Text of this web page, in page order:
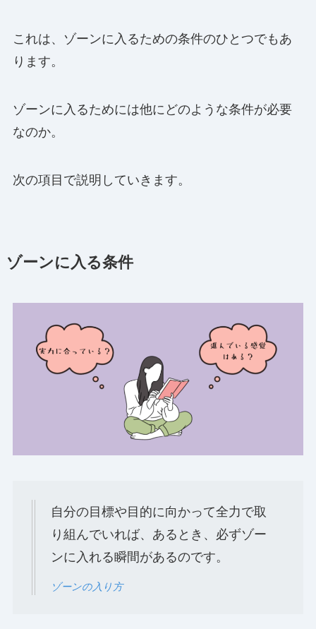
これは、ゾーンに入るための条件のひとつでもあ
ります。
ゾーンに入るためには他にどのような条件が必要
なのか。
次の項目で説明していきます。
ゾーンに入る条件
自分の目標や目的に向かって全力で取
り組んでいれば、あるとき、必ずゾー
ンに入れる瞬間があるのです。
ゾーンの入り方